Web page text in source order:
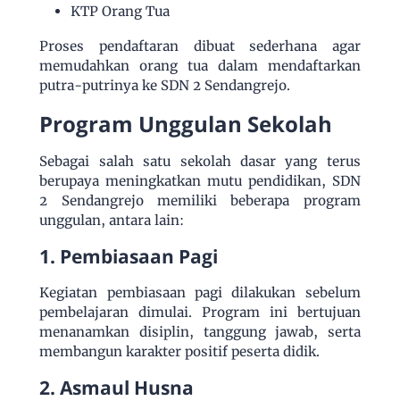
KTP Orang Tua
Proses pendaftaran dibuat sederhana agar
memudahkan orang tua dalam mendaftarkan
putra-putrinya ke SDN 2 Sendangrejo.
Program Unggulan Sekolah
Sebagai salah satu sekolah dasar yang terus
berupaya meningkatkan mutu pendidikan, SDN
2 Sendangrejo memiliki beberapa program
unggulan, antara lain:
1. Pembiasaan Pagi
Kegiatan pembiasaan pagi dilakukan sebelum
pembelajaran dimulai. Program ini bertujuan
menanamkan disiplin, tanggung jawab, serta
membangun karakter positif peserta didik.
2. Asmaul Husna